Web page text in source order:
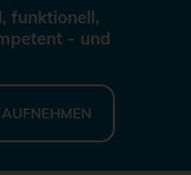
funktionell,
- und